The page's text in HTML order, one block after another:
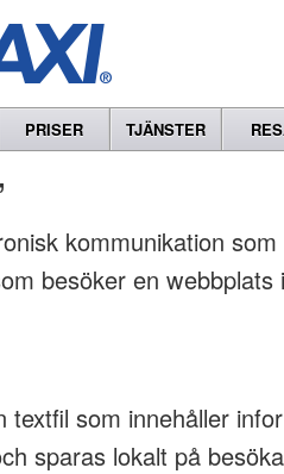
PRISER TJÄNSTER
kommunikation
besöker en
textfil som innehåller
sparas lokalt på